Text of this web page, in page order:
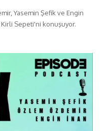
Yasemin Şefik ve Engin
Sepeti'ni konuşuyor.